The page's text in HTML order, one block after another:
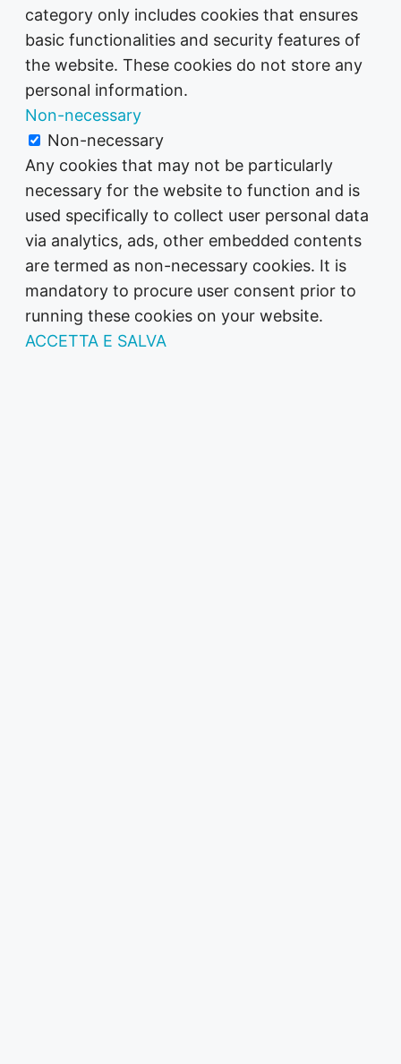
category only includes cookies that ensures
basic functionalities and security features of
the website. These cookies do not store any
personal information.
Non-necessary
Non-necessary
Any cookies that may not be particularly
necessary for the website to function and is
used specifically to collect user personal data
via analytics, ads, other embedded contents
are termed as non-necessary cookies. It is
mandatory to procure user consent prior to
running these cookies on your website.
ACCETTA E SALVA